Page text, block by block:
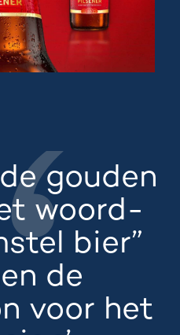
gouden
woord-
bier”
de
voor het